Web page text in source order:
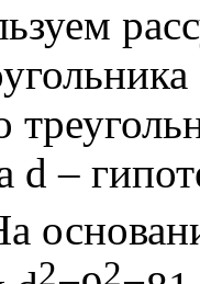
d –
2 2